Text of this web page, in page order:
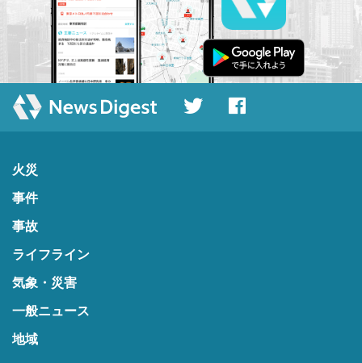
火災
事件
事故
ライフライン
気象・災害
一般ニュース
地域